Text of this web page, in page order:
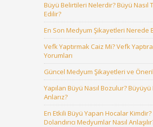
Büyü Belirtileri Nelerdir? Büyü Nasıl
Edilir?
En Son Medyum Şikayetleri Nerede
Vefk Yaptırmak Caiz Mi? Vefk
Yorumları
Güncel Medyum Şikayetleri ve
Yapılan Büyü Nasıl Bozulur? Büyüyü
Anlarız?
En Etkili Büyü Yapan Hocalar Kimdir?
Dolandırıcı Medyumlar Nasıl